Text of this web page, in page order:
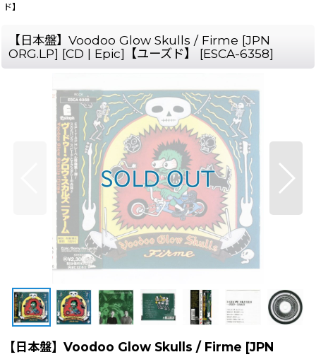
ド】
【日本盤】Voodoo Glow Skulls ‎/ Firme [JPN
ORG.LP] [CD | Epic]【ユーズド】
[ESCA-6358]
【日本盤】Voodoo Glow Skulls ‎/ Firme [JPN